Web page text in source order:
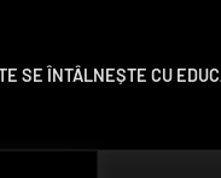
SE ÎNTÂLNEȘTE CU